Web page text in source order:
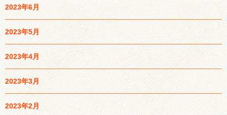
2023年6月
2023年5月
2023年4月
2023年3月
2023年2月